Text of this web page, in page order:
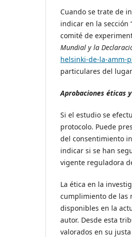
Cuando se trate de
indicar en la sección
comité de
Mundial y la
helsinki-de-la-amm-
particulares del
Aprobaciones éticas
Si el estudio se
protocolo. Puede
del consentimiento
indicar si se han
vigente reguladora
La ética en la
cumplimiento de las
disponibles en la
autor. Desde esta
valorados en su